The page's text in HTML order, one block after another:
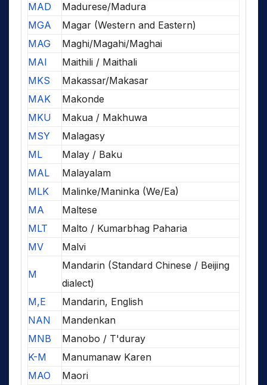
MAD
Madurese/Madura
MGA
Magar (Western and Eastern)
MAG
Maghi/Magahi/Maghai
MAI
Maithili / Maithali
MKS
Makassar/Makasar
MAK
Makonde
MKU
Makua / Makhuwa
MSY
Malagasy
ML
Malay / Baku
MAL
Malayalam
MLK
Malinke/Maninka (We/Ea)
MA
Maltese
MLT
Malto / Kumarbhag Paharia
MV
Malvi
M
Mandarin (Standard Chinese / Beijing
dialect)
M,E
Mandarin, English
NAN
Mandenkan
MNB
Manobo / T'duray
K-M
Manumanaw Karen
MAO
Maori